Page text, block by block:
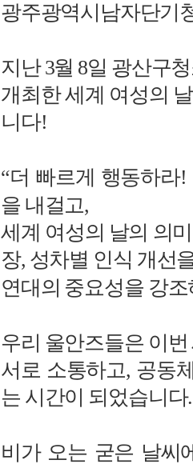
광주광역시남자단기
지난 3월 8일 광산구
개최한 세계 여성의
니다!
“더 빠르게 행동하라
을 내걸고,
세계 여성의 날의 의
장, 성차별 인식 개선
연대의 중요성을 강
우리 울안즈들은 이
서로 소통하고, 공동
는 시간이 되었습니다.
비가 오는 굳은 날씨